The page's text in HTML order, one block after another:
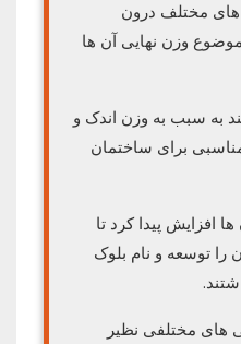
های مختلف درون
وزن نهایی آن ها
به سبب به وزن اندک و
برای ساختمان
افزایش پیدا کرد تا
توسعه و نام بلوک
های مختلفی نظیر